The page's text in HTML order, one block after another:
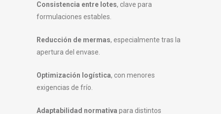
Consistencia entre lotes, clave para
formulaciones estables.
Reducción de mermas, especialmente tras la
apertura del envase.
Optimización logística, con menores
exigencias de frío.
Adaptabilidad normativa para distintos